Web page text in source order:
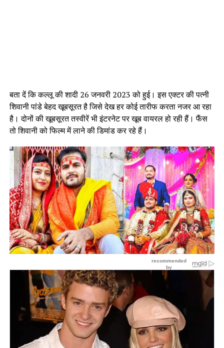
बता दें कि कल्लू की शादी 26 जनवरी 2023 को हुई। इस एक्टर की पत्नी
शिवानी पांडे बेहद खूबसूरत है जिसे देख हर कोई तारीफ करता नजर आ रहा
है। दोनों की खूबसूरत तस्वीरें भी इंटरनेट पर खूब वायरल हो रही हैं। फैंस
तो शिवानी को फिल्म में लाने की डिमांड कर रहे हैं।